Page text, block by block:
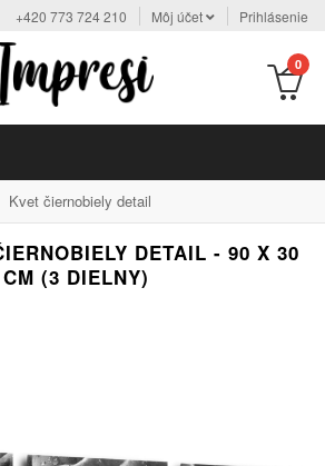
+420 773 724 210 Môj účet Prihlásenie
0
Kvet čiernobiely detail
DETAIL - 90 X 30
CM (3 DIELNY)